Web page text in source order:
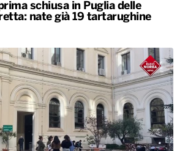
schiusa in Puglia delle
nate già 19 tartarughine